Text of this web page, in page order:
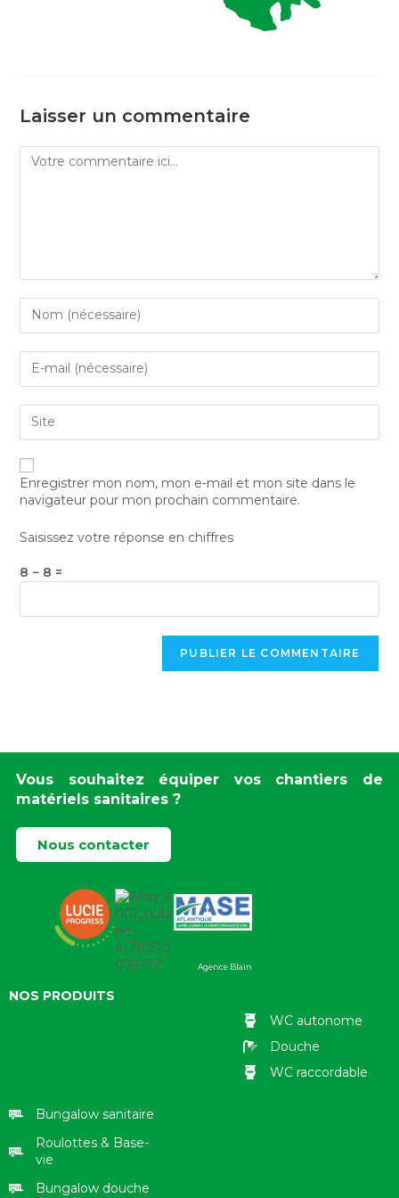
Laisser un commentaire
Enregistrer mon nom, mon e-mail et mon site dans le
navigateur pour mon prochain commentaire.
Saisissez votre réponse en chiffres
8 − 8 =
Vous souhaitez équiper vos chantiers de
matériels sanitaires ?
Nous contacter
Agence Blain
NOS PRODUITS
WC autonome
Douche
WC raccordable
Bungalow sanitaire
Roulottes & Base-
vie
Bungalow douche